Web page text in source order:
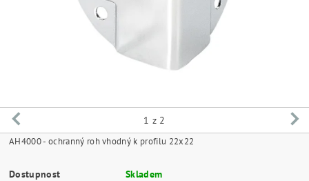
1 z 2
AH4000 - ochranný roh vhodný k profilu 22x22
Dostupnost Skladem